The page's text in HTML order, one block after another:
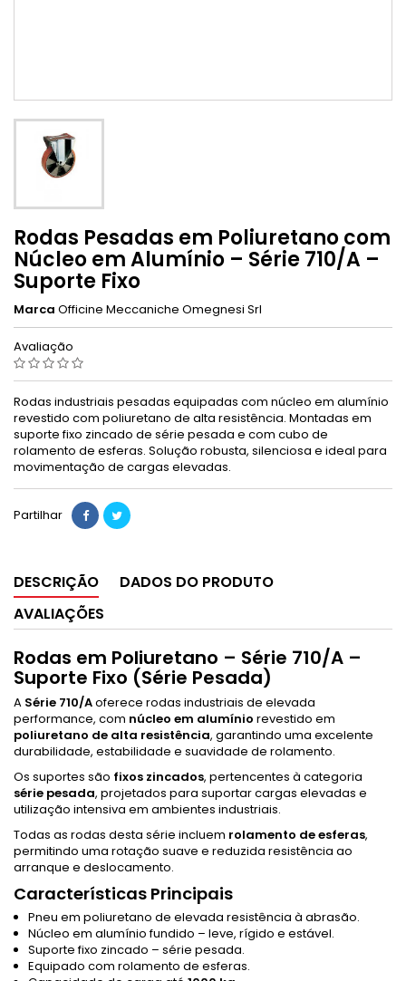
Rodas Pesadas em Poliuretano com
Núcleo em Alumínio – Série 710/A –
Suporte Fixo
Marca Officine Meccaniche Omegnesi Srl
Avaliação
Rodas industriais pesadas equipadas com núcleo em alumínio
revestido com poliuretano de alta resistência. Montadas em
suporte fixo zincado de série pesada e com cubo de
rolamento de esferas. Solução robusta, silenciosa e ideal para
movimentação de cargas elevadas.
Partilhar
DESCRIÇÃO
DADOS DO PRODUTO
AVALIAÇÕES
Rodas em Poliuretano – Série 710/A –
Suporte Fixo (Série Pesada)
A Série 710/Aoferece rodas industriais de elevada
performance, com núcleo em alumínio revestido em
poliuretano de alta resistência, garantindo uma excelente
durabilidade, estabilidade e suavidade de rolamento.
Os suportes são fixos zincados, pertencentes à categoria
série pesada, projetados para suportar cargas elevadas e
utilização intensiva em ambientes industriais.
Todas as rodas desta série incluem rolamento de esferas,
permitindo uma rotação suave e reduzida resistência ao
arranque e deslocamento.
Características Principais
Pneu em poliuretano de elevada resistência à abrasão.
Núcleo em alumínio fundido – leve, rígido e estável.
Suporte fixo zincado – série pesada.
Equipado com rolamento de esferas.